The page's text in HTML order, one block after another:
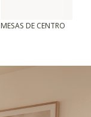
MESAS DE CENTRO